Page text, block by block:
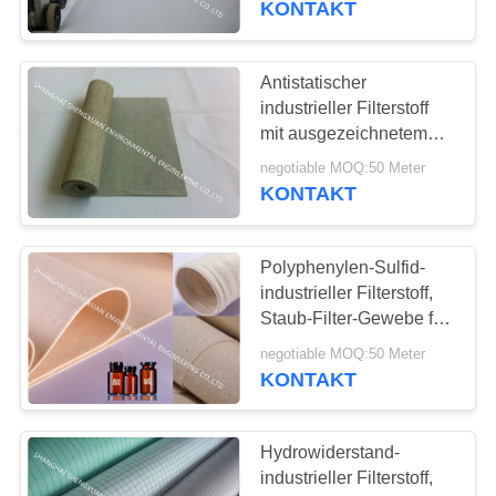
HEPA gefalteter
Filter
39
Siebdruckmasche
KONTAKT
Antistatischer
industrieller Filterstoff
mit ausgezeichnetem
saurem Alkali-
Widerstand
negotiable MOQ:50 Meter
KONTAKT
Polyphenylen-Sulfid-
industrieller Filterstoff,
Staub-Filter-Gewebe für
Müllverbrennung
negotiable MOQ:50 Meter
KONTAKT
Hydrowiderstand-
industrieller Filterstoff,